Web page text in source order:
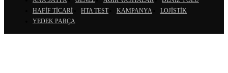
HAFİF TİCARİ
HTA TEST KAMPANYA
LOJİSTİK
YEDEK PARÇA